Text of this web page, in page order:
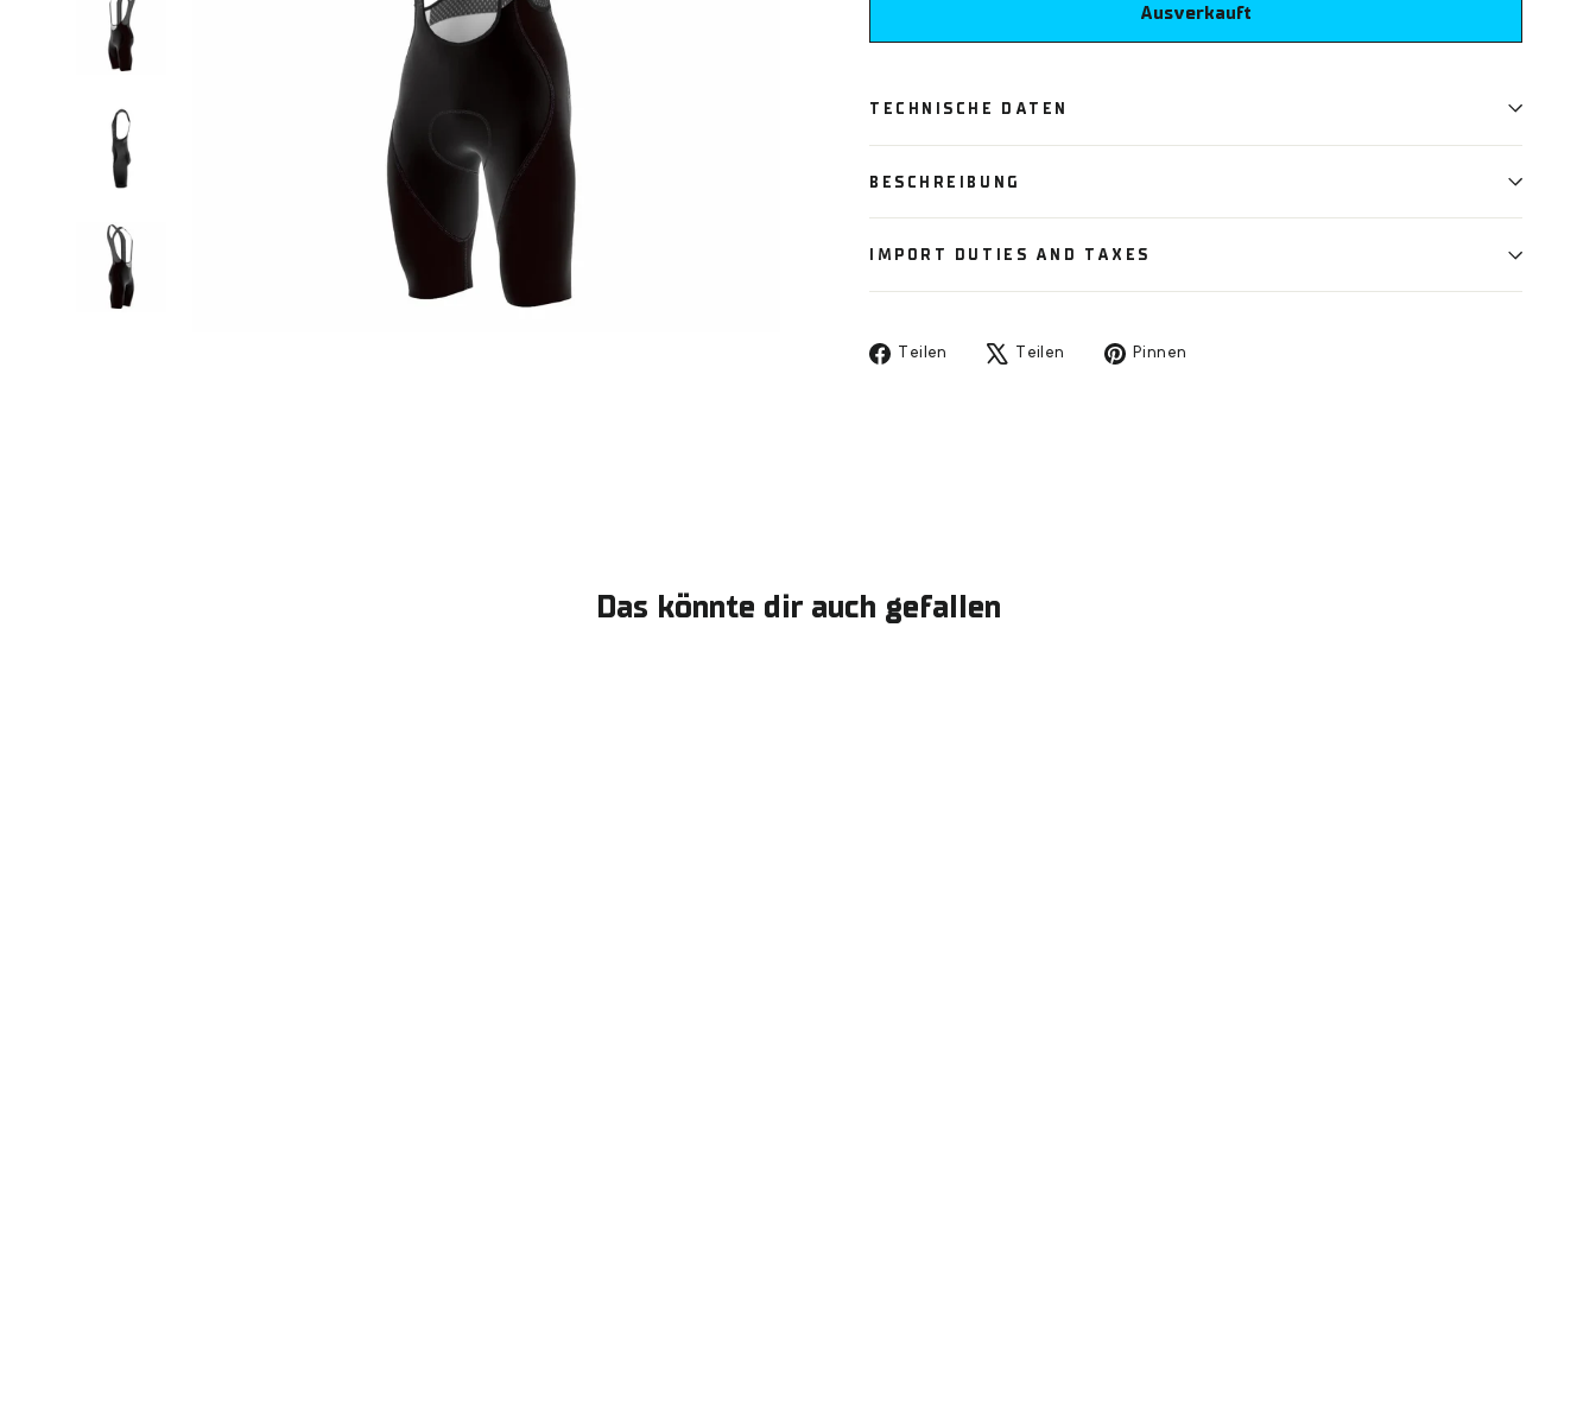
Ausverkauft
TECHNISCHE DATEN
BESCHREIBUNG
IMPORT DUTIES AND TAXES
Teilen
Auf
Teilen
Auf
Pinnen
Das könnte dir auch gefallen